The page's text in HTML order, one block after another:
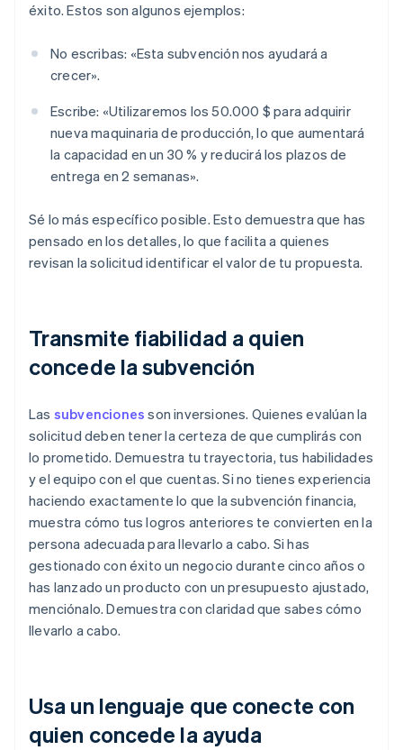
éxito. Estos son algunos ejemplos:
No escribas: «Esta subvención nos ayudará a
crecer».
Escribe: «Utilizaremos los 50.000 $ para adquirir
nueva maquinaria de producción, lo que aumentará
la capacidad en un 30 % y reducirá los plazos de
entrega en 2 semanas».
Sé lo más específico posible. Esto demuestra que has
pensado en los detalles, lo que facilita a quienes
revisan la solicitud identificar el valor de tu propuesta.
Transmite fiabilidad a quien
concede la subvención
Las subvenciones son inversiones. Quienes evalúan la
solicitud deben tener la certeza de que cumplirás con
lo prometido. Demuestra tu trayectoria, tus habilidades
y el equipo con el que cuentas. Si no tienes experiencia
haciendo exactamente lo que la subvención financia,
muestra cómo tus logros anteriores te convierten en la
persona adecuada para llevarlo a cabo. Si has
gestionado con éxito un negocio durante cinco años o
has lanzado un producto con un presupuesto ajustado,
menciónalo. Demuestra con claridad que sabes cómo
llevarlo a cabo.
Usa un lenguaje que conecte con
quien concede la ayuda